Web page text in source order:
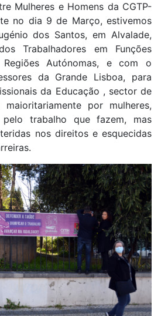
Mulheres e Homens da CGTP-
no dia 9 de Março, estivemos
dos Santos, em Alvalade,
Trabalhadores em Funções
Autónomas, e com o
da Grande Lisboa, para
da Educação , sector de
por mulheres,
trabalho que fazem, mas
nos direitos e esquecidas